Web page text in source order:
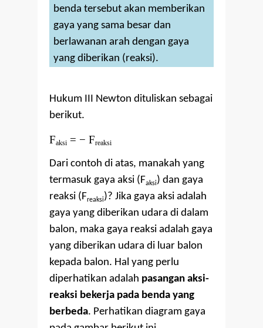
benda tersebut akan memberikan
gaya yang sama besar dan
berlawanan arah dengan gaya
yang diberikan (reaksi).
Hukum III Newton dituliskan sebagai
berikut.
Faksi = − Freaksi
Dari contoh di atas, manakah yang
termasuk gaya aksi (Faksi) dan gaya
reaksi (Freaksi)? Jika gaya aksi adalah
gaya yang diberikan udara di dalam
balon, maka gaya reaksi adalah gaya
yang diberikan udara di luar balon
kepada balon. Hal yang perlu
diperhatikan adalah pasangan aksi-
reaksi bekerja pada benda yang
berbeda. Perhatikan diagram gaya